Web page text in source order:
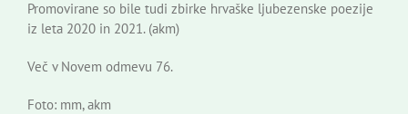
Promovirane so bile tudi zbirke hrvaške ljubezenske poezije
iz leta 2020 in 2021. (akm)
Več v Novem odmevu 76.
Foto: mm, akm